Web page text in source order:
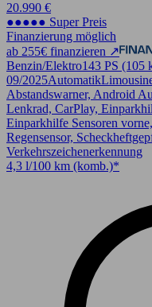
20.990 €
●●●●● Super Preis
Finanzierung möglich
ab 255€ finanzieren ↗
Benzin/Elektro143 PS (105
09/2025Automatik
Abstandswarner, Android
Lenkrad, CarPlay,
Einparkhilfe Sensoren
Regensensor,
Verkehrszeichenerkennung
4,3 l/100 km (komb.)*